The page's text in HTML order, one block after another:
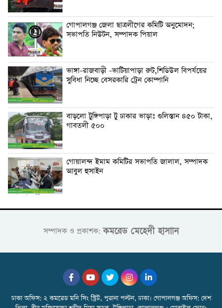
গোপালগঞ্জ জেলা ছাত্রলীগের কমিটি অনুমোদন;
সভাপতি নিউটন, সম্পাদক পিয়াল
ভাঙ্গা-রাজবাড়ী -ভাটিয়াপাড়া রুট,শিডিউল বিপর্যয়ের
সুবিধা নিচ্ছে বেসরকারি ট্রেন কোম্পানি
বাড়লো টুঙ্গিপাড়া টু ঢাকার ভাড়াঃ গুলিস্তান ৪৫০ টাকা,
গাবতলী ৫০০
গোয়ালন্দ ইমাম কমিটির সভাপতি জালাল, সম্পাদক
আবুল হুসাইন
সম্পাদক ও প্রকাশক:কমরেড মেহেদী হাসাান
ঢাকা অফিস: ২ কমরেড মনি সিং স্ট্রিট, পুরানা পল্টন, ঢাকা। গোপালগঞ্জ অফিস: দেশ